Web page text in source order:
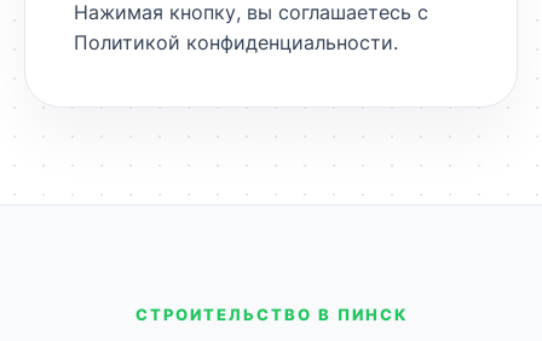
Нажимая кнопку, вы соглашаетесь с
Политикой конфиденциальности.
СТРОИТЕЛЬСТВО В ПИНСК